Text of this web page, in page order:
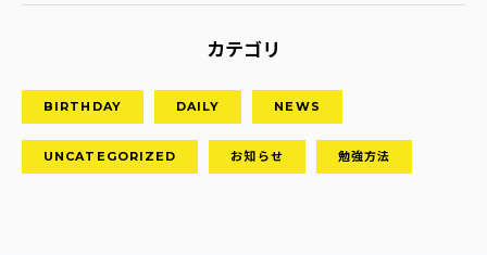
カテゴリ
BIRTHDAY DAILY NEWS
UNCATEGORIZED お知らせ 勉強方法